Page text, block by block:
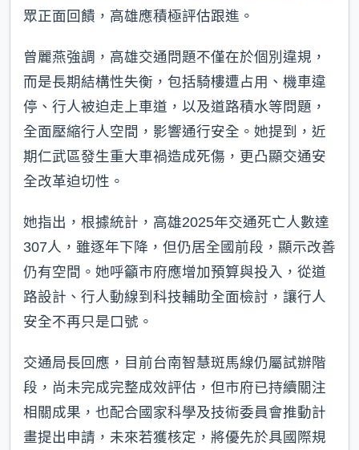
眾正面回饋，高雄應積極評估跟進。
曾麗燕強調，高雄交通問題不僅在於個別違規，
而是長期結構性失衡，包括騎樓遭占用、機車違
停、行人被迫走上車道，以及道路積水等問題，
全面壓縮行人空間，影響通行安全。她提到，近
期仁武區發生重大車禍造成死傷，更凸顯交通安
全改革迫切性。
她指出，根據統計，高雄2025年交通死亡人數達
307人，雖逐年下降，但仍居全國前段，顯示改善
仍有空間。她呼籲市府應增加預算與投入，從道
路設計、行人動線到科技輔助全面檢討，讓行人
安全不再只是口號。
交通局長回應，目前台南智慧斑馬線仍屬試辦階
段，尚未完成完整成效評估，但市府已持續關注
相關成果，也配合國家科學及技術委員會推動計
畫提出申請，未來若獲核定，將優先於具國際規